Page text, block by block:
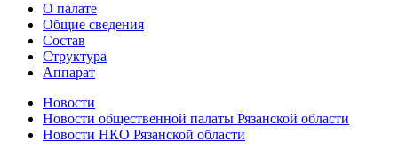
О палате
Общие сведения
Состав
Структура
Аппарат
Новости
Новости общественной палаты Рязанской области
Новости НКО Рязанской области